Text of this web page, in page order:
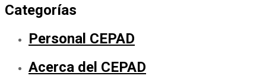
Categorías
Personal CEPAD
Acerca del CEPAD